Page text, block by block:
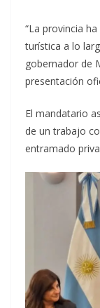
“La provincia
turística a lo
gobernador de
presentación
El mandatario
de un trabajo
entramado